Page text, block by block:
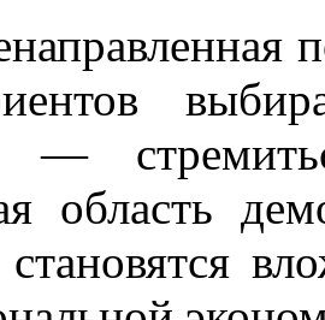
—
область